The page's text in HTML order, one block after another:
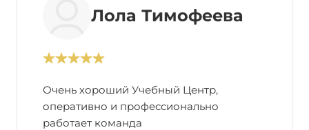
Лола Тимофеева
Очень хороший Учебный Центр,
оперативно и профессионально
работает команда